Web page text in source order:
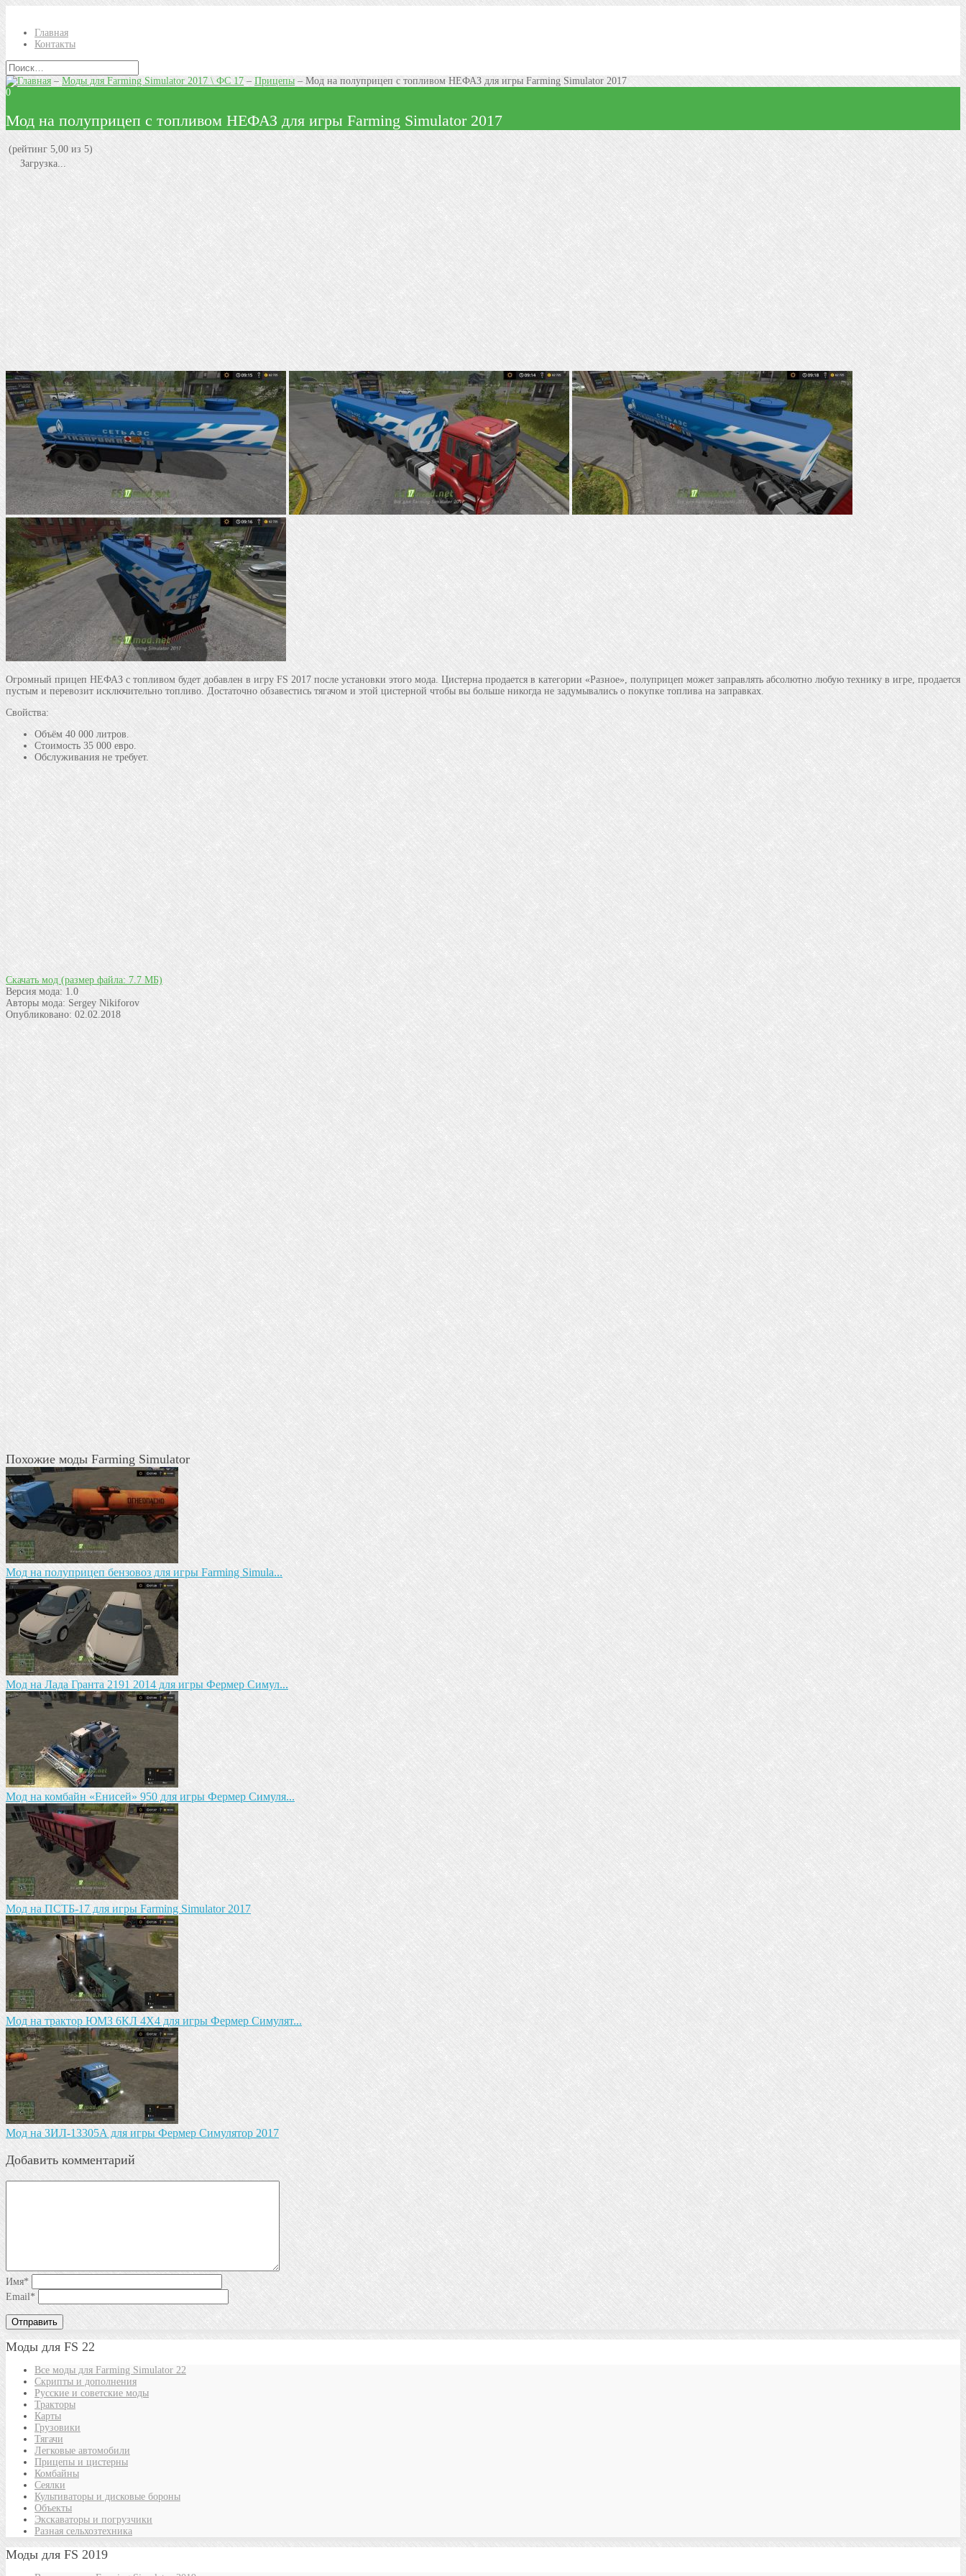
Главная
Контакты
–Моды для Farming Simulator 2017 \ ФС 17– Прицепы –Мод на полуприцеп с топливом НЕФАЗ для игры Farming Simulator 2017
0
Мод на полуприцеп с топливом НЕФАЗ для игры Farming Simulator 2017
(рейтинг 5,00 из 5)
Загрузка...
Огромный прицеп НЕФАЗ с топливом будет добавлен в игру FS 2017 после установки этого мода. Цистерна продается в категории «Разное», полуприцеп может заправлять абсолютно любую технику в игре, продается
пустым и перевозит исключительно топливо. Достаточно обзавестись тягачом и этой цистерной чтобы вы больше никогда не задумывались о покупке топлива на заправках.
Свойства:
Объём 40 000 литров.
Стоимость 35 000 евро.
Обслуживания не требует.
Скачать мод (размер файла: 7.7 МБ)
Версия мода: 1.0
Авторы мода: Sergey Nikiforov
Опубликовано: 02.02.2018
Похожие моды Farming Simulator
Мод на полуприцеп бензовоз для игры Farming Simula...
Мод на Лада Гранта 2191 2014 для игры Фермер Симул...
Мод на комбайн «Енисей» 950 для игры Фермер Симуля...
Мод на ПСТБ-17 для игры Farming Simulator 2017
Мод на трактор ЮМЗ 6КЛ 4X4 для игры Фермер Симулят...
Мод на ЗИЛ-13305А для игры Фермер Симулятор 2017
Добавить комментарий
Имя*
Email*
Моды для FS 22
Все моды для Farming Simulator 22
Скрипты и дополнения
Русские и советские моды
Тракторы
Карты
Грузовики
Тягачи
Легковые автомобили
Прицепы и цистерны
Комбайны
Сеялки
Культиваторы и дисковые бороны
Объекты
Экскаваторы и погрузчики
Разная сельхозтехника
Моды для FS 2019